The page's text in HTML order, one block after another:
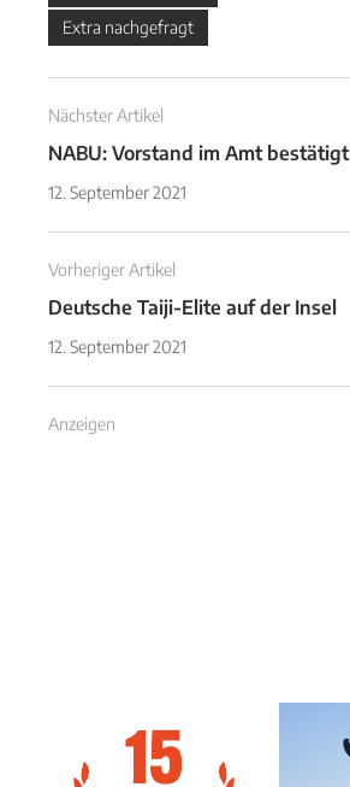
Extra nachgefragt
Nächster Artikel
NABU: Vorstand im Amt bestätigt
12. September 2021
Vorheriger Artikel
Deutsche Taiji-Elite auf der Insel
12. September 2021
Anzeigen